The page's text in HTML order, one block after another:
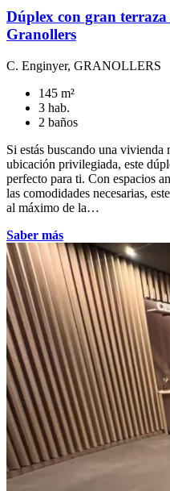
Dúplex con gran terraza
Granollers
C. Enginyer, GRANOLLERS
145 m²
3 hab.
2 baños
Si estás buscando una vivienda
ubicación privilegiada, este
perfecto para ti. Con espacios
las comodidades necesarias,
al máximo de la…
Saber más